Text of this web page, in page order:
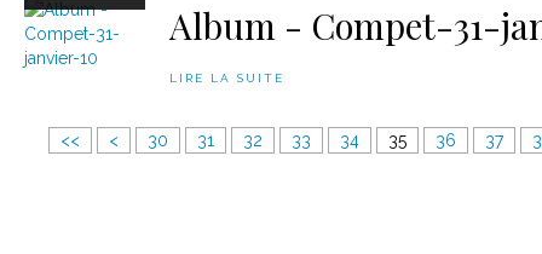
Album - Compet-31-
LIRE LA SUITE
<< <
12
30 31 32 33 34 35 36 37